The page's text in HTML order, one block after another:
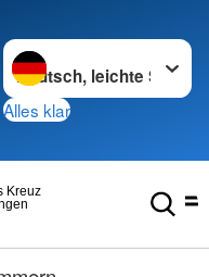
Sprache wechseln zu
Alles klar
Kreuz